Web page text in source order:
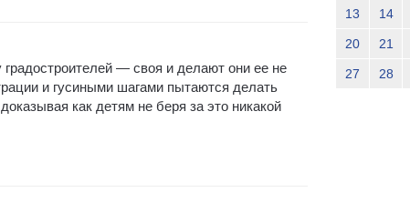
— своя и делают они ее не
и гусиными шагами пытаются делать
как детям не беря за это никакой
13 14
20 21
27 28